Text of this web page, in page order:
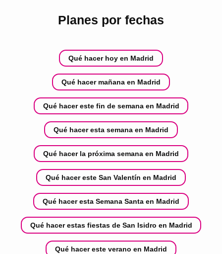
Planes por fechas
Qué hacer hoy en Madrid
Qué hacer mañana en Madrid
Qué hacer este fin de semana en Madrid
Qué hacer esta semana en Madrid
Qué hacer la próxima semana en Madrid
Qué hacer este San Valentín en Madrid
Qué hacer esta Semana Santa en Madrid
Qué hacer estas fiestas de San Isidro en Madrid
Qué hacer este verano en Madrid